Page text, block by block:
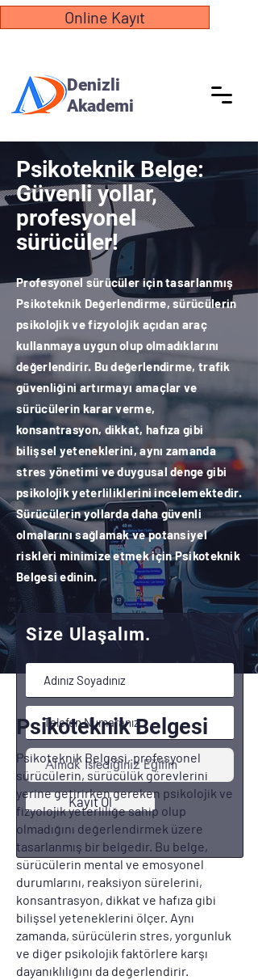
Online Kayıt
Denizli
Akademi
Psikoteknik Belge:
Güvenli yollar,
profesyonel
sürücüler!
Profesyonel sürücüler için tasarlanmış
Psikoteknik Değerlendirme, sürücülerin
psikolojik ve fizyolojik açıdan araç
kullanmaya uygun olup olmadıklarını
değerlendirir. Bu değerlendirme, trafik
güvenliğini artırmayı amaçlar ve
sürücülerin karar verme,
konsantrasyon, dikkat, hafıza gibi
bilişsel yeteneklerini, aynı zamanda
stres yönetimi ve duygusal denge gibi
psikolojik yeterliliklerini incelemektedir.
Sürücülerin yollarda daha güvenli
olmalarını sağlamak ve potansiyel
riskleri minimize etmek için Psikoteknik
Belgesi edinin.
Size Ulaşalım.
Kayıt Ol
Psikoteknik Belgesi
Psikoteknik Belgesi, profesyonel
sürücülerin, sürücülük görevlerini
yerine getirirken gereken psikolojik ve
fizyolojik yeterliliğe sahip olup
olmadığını değerlendirmek üzere
tasarlanmış bir belgedir. Bu belge,
sürücülerin mental ve emosyonel
durumlarını, reaksiyon sürelerini,
konsantrasyon, dikkat ve hafıza gibi
bilişsel yeteneklerini ölçer. Aynı
zamanda, sürücülerin stres, yorgunluk
ve diğer psikolojik faktörlere karşı
dayanıklılığını da değerlendirir.